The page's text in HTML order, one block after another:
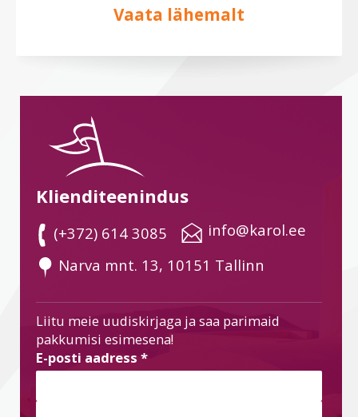
Vaata lähemalt
Klienditeenindus
(+372) 614 3085
info@karol.ee
Narva mnt. 13, 10151 Tallinn
Liitu meie uudiskirjaga ja saa parimaid
pakkumisi esimesena!
E-posti aadress *